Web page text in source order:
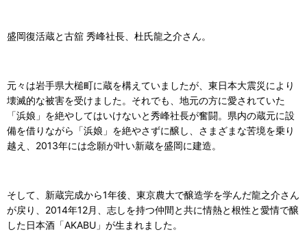
盛岡復活蔵と古舘 秀峰社長、杜氏龍之介さん。
元々は岩手県大槌町に蔵を構えていましたが、東日本大震災により
壊滅的な被害を受けました。それでも、地元の方に愛されていた
「浜娘」を絶やしてはいけないと秀峰社長が奮闘。県内の蔵元に設
備を借りながら「浜娘」を絶やさずに醸し、さまざまな苦境を乗り
越え、2013年には念願が叶い新蔵を盛岡に建造。
そして、新蔵完成から1年後、東京農大で醸造学を学んだ龍之介さん
が戻り、2014年12月、志しを持つ仲間と共に情熱と根性と愛情で醸
した日本酒「AKABU」が生まれました。